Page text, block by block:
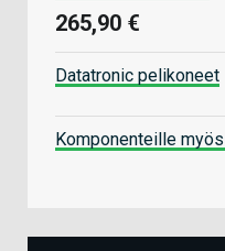
265,90 €
Datatronic pelikoneet
Komponenteille